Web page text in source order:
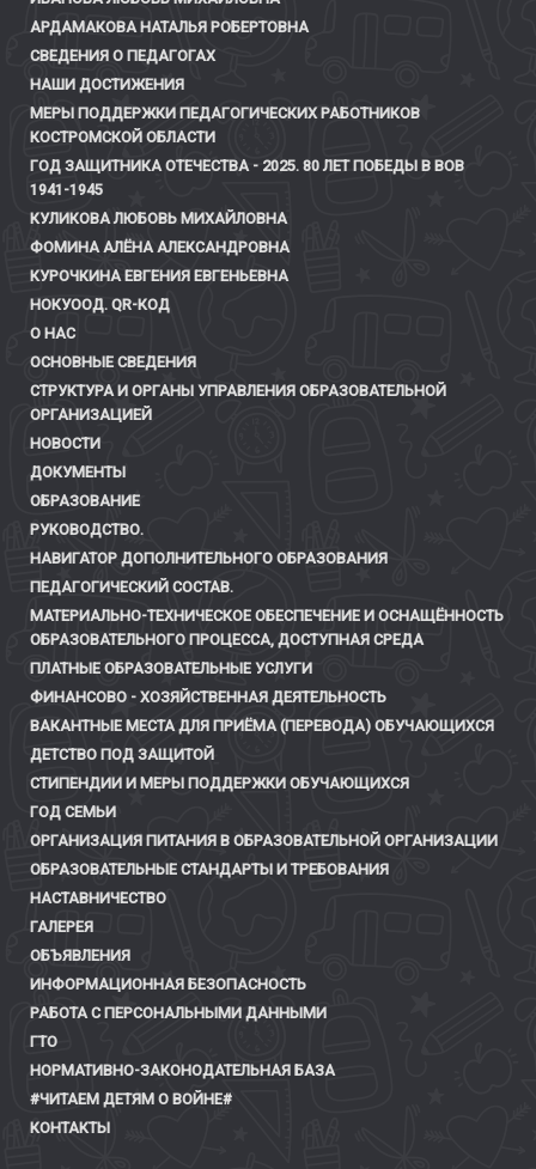
АРДАМАКОВА НАТАЛЬЯ РОБЕРТОВНА
СВЕДЕНИЯ О ПЕДАГОГАХ
НАШИ ДОСТИЖЕНИЯ
МЕРЫ ПОДДЕРЖКИ ПЕДАГОГИЧЕСКИХ РАБОТНИКОВ
КОСТРОМСКОЙ ОБЛАСТИ
ГОД ЗАЩИТНИКА ОТЕЧЕСТВА - 2025. 80 ЛЕТ ПОБЕДЫ В ВОВ
1941-1945
КУЛИКОВА ЛЮБОВЬ МИХАЙЛОВНА
ФОМИНА АЛЁНА АЛЕКСАНДРОВНА
КУРОЧКИНА ЕВГЕНИЯ ЕВГЕНЬЕВНА
НОКУООД. QR-КОД
О НАС
ОСНОВНЫЕ СВЕДЕНИЯ
СТРУКТУРА И ОРГАНЫ УПРАВЛЕНИЯ ОБРАЗОВАТЕЛЬНОЙ
ОРГАНИЗАЦИЕЙ
НОВОСТИ
ДОКУМЕНТЫ
ОБРАЗОВАНИЕ
РУКОВОДСТВО.
НАВИГАТОР ДОПОЛНИТЕЛЬНОГО ОБРАЗОВАНИЯ
ПЕДАГОГИЧЕСКИЙ СОСТАВ.
МАТЕРИАЛЬНО-ТЕХНИЧЕСКОЕ ОБЕСПЕЧЕНИЕ И ОСНАЩЁННОСТЬ
ОБРАЗОВАТЕЛЬНОГО ПРОЦЕССА, ДОСТУПНАЯ СРЕДА
ПЛАТНЫЕ ОБРАЗОВАТЕЛЬНЫЕ УСЛУГИ
ФИНАНСОВО - ХОЗЯЙСТВЕННАЯ ДЕЯТЕЛЬНОСТЬ
ВАКАНТНЫЕ МЕСТА ДЛЯ ПРИЁМА (ПЕРЕВОДА) ОБУЧАЮЩИХСЯ
ДЕТСТВО ПОД ЗАЩИТОЙ
СТИПЕНДИИ И МЕРЫ ПОДДЕРЖКИ ОБУЧАЮЩИХСЯ
ГОД СЕМЬИ
ОРГАНИЗАЦИЯ ПИТАНИЯ В ОБРАЗОВАТЕЛЬНОЙ ОРГАНИЗАЦИИ
ОБРАЗОВАТЕЛЬНЫЕ СТАНДАРТЫ И ТРЕБОВАНИЯ
НАСТАВНИЧЕСТВО
ГАЛЕРЕЯ
ОБЪЯВЛЕНИЯ
ИНФОРМАЦИОННАЯ БЕЗОПАСНОСТЬ
РАБОТА С ПЕРСОНАЛЬНЫМИ ДАННЫМИ
ГТО
НОРМАТИВНО-ЗАКОНОДАТЕЛЬНАЯ БАЗА
#ЧИТАЕМ ДЕТЯМ О ВОЙНЕ#
КОНТАКТЫ